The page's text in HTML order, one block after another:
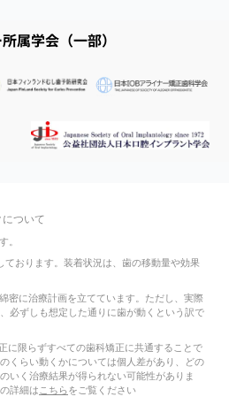
属学会（一部）
ついて
。
ております。装着状況は、歯の移動量や効果
密に治療計画を立てています。ただし、実際
必ずしも想定した通りに歯が動くという訳で
に限らずすべての歯科矯正に共通することで
くらい動くかについては個人差があり、どの
いく治療結果が得られない可能性がありま
詳細はこちらをご覧ください